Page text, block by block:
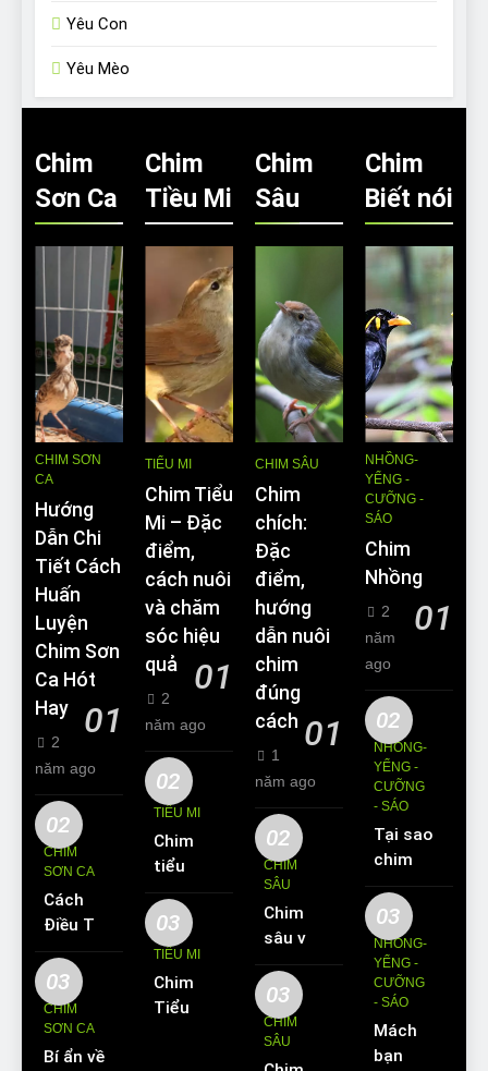
Yêu Con
Yêu Mèo
Chim
Sơn Ca
CHIM SƠN
CA
Hướng
Dẫn Chi
Tiết Cách
Huấn
Luyện
Chim Sơn
Ca Hót
Hay
01
2
năm ago
02
CHIM
SƠN CA
Cách
Điều Trị
Hiệu
Quả
Các
Bệnh
Thường
03
CHIM
SƠN CA
Bí ẩn về
Chim
Tiều Mi
TIỂU MI
Chim Tiểu
Mi – Đặc
điểm,
cách nuôi
và chăm
sóc hiệu
quả
01
2
năm ago
02
TIỂU MI
Chim
tiểu mi
ăn gì?
Kinh
nghiệm
chim
tiểu mi
03
TIỂU MI
Chim
Tiểu Mi
Chim
Sâu
CHIM SÂU
Chim
chích:
Đặc
điểm,
hướng
dẫn nuôi
chim
đúng
cách 01
1
năm ago
02
CHIM
SÂU
Chim
sâu và
những
thông
tin cơ
bản về
loài
03
CHIM
SÂU
Chim
Biết nói
NHỒNG-
YỂNG -
CƯỠNG -
SÁO
Chim
Nhồng
01
2
năm
ago
02
NHỒNG-
YỂNG -
CƯỠNG
- SÁO
Tại sao
chim
Sáo lại
được
yêu
thích
nuôi
làm thú
cưng?
03
NHỒNG-
YỂNG -
CƯỠNG
- SÁO
Mách
bạn